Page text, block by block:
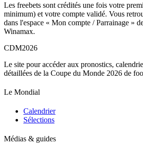
Les freebets sont crédités une fois votre
minimum) et votre compte validé. Vous
dans l'espace « Mon compte / Parrainage »
Winamax.
CDM2026
Le site pour accéder aux pronostics,
détaillées de la Coupe du Monde 2026 de
Le Mondial
Calendrier
Sélections
Médias & guides